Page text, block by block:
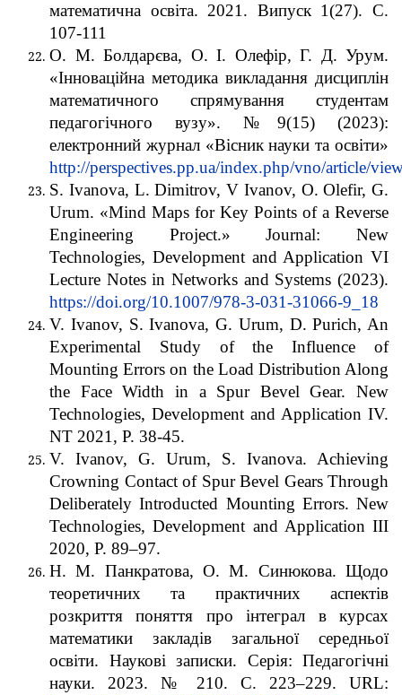
математична освіта. 2021. Випуск 1(27). С.
107-111
О. М. Болдарєва, О. І. Олефір, Г. Д. Урум.
«Інноваційна методика викладання дисциплін
математичного спрямування студентам
педагогічного вузу». №9(15) (2023):
електронний журнал «Вісник науки та освіти»
http://perspectives.pp.ua/index.php/vno/article/
S. Ivanova, L. Dimitrov, V Ivanov, O. Olefir, G.
Urum. «Mind Maps for Key Points of a Reverse
Engineering Project.» Journal: New
Technologies, Development and Application VI
Lecture Notes in Networks and Systems (2023).
https://doi.org/10.1007/978-3-031-31066-9_18
V. Ivanov, S. Ivanova, G. Urum, D. Purich, An
Experimental Study of the Influence of
Mounting Errors on the Load Distribution Along
the Face Width in a Spur Bevel Gear. New
Technologies, Development and Application IV.
NT 2021, P. 38-45.
V. Ivanov, G. Urum, S. Ivanova. Achieving
Crowning Contact of Spur Bevel Gears Through
Deliberately Introducted Mounting Errors. New
Technologies, Development and Application III
2020, P. 89–97.
Н. М. Панкратова, О. М. Синюкова. Щодо
теоретичних та практичних аспектів
розкриття поняття про інтеграл в курсах
математики закладів загальної середньої
освіти. Наукові записки. Серія: Педагогічні
науки. 2023. № 210. С. 223–229. URL: